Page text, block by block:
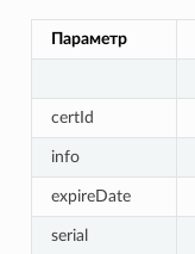
Параметр
certId
info
expireDate
serial